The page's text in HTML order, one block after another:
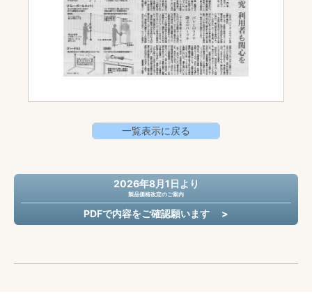
一覧表示に戻る
2026年8月1日より
製品価格改定のご案内
PDFで内容をご確認願います